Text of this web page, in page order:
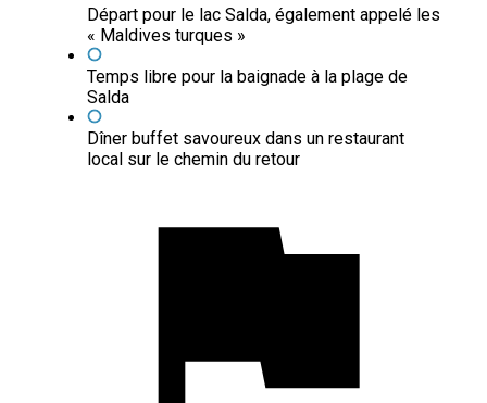
Départ pour le lac Salda, également appelé les
« Maldives turques »
Temps libre pour la baignade à la plage de
Salda
Dîner buffet savoureux dans un restaurant
local sur le chemin du retour